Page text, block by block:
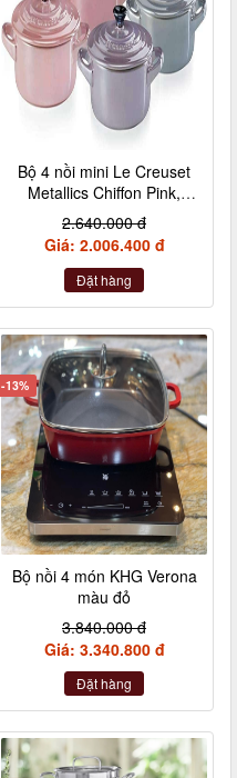
Bộ 4 nồi mini Le Creuset
Metallics Chiffon Pink,
Rosenquarz, Violett,
Nebelgrau (hồng đậm,
hồng nhạt, hồng tía, xám)
2.640.000 đ
Giá: 2.006.400 đ
Đặt hàng
-13%
Bộ nồi 4 món KHG Verona
màu đỏ
3.840.000 đ
Giá: 3.340.800 đ
Đặt hàng